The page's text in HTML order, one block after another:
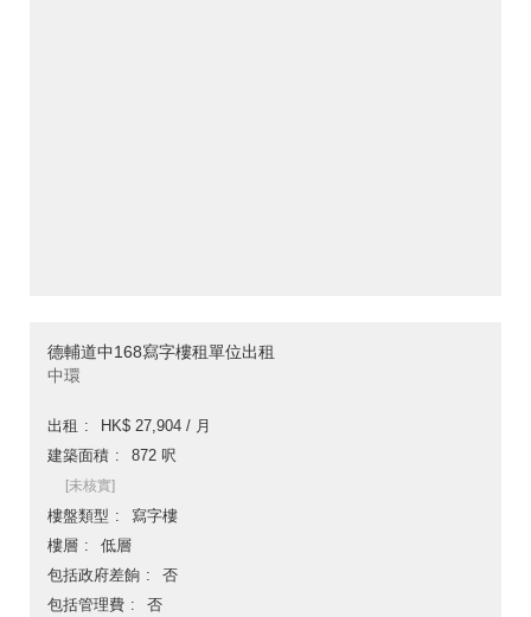
德輔道中168寫字樓租單位出租
中環
出租
HK$ 27,904 / 月
建築面積
872 呎
[未核實]
樓盤類型
寫字樓
樓層
低層
包括政府差餉
否
包括管理費
否